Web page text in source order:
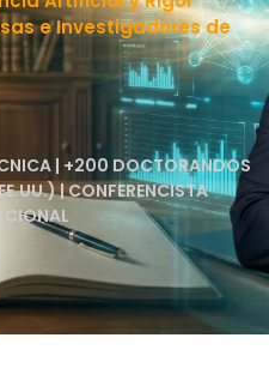
e Investigadores de
| +200 DOCTORANDOS
| CONFERENCISTA